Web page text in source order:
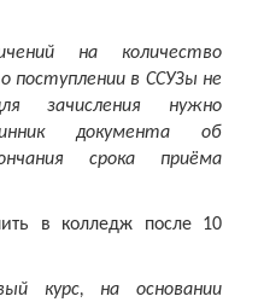
на количество
поступлении в ССУЗы не
зачисления нужно
документа об
срока приёма
в колледж после 10
курс, на основании